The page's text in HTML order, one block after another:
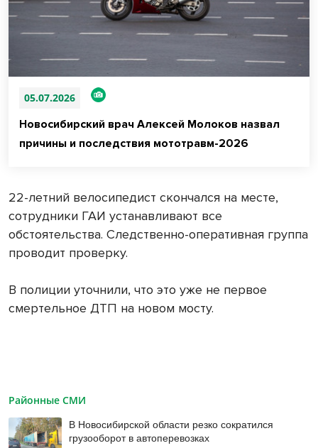
05.07.2026
Новосибирский врач Алексей Молоков назвал
причины и последствия мототравм-2026
22-летний велосипедист скончался на месте,
сотрудники ГАИ устанавливают все
обстоятельства. Следственно-оперативная группа
проводит проверку.
В полиции уточнили, что это уже не первое
смертельное ДТП на новом мосту.
Районные СМИ
В Новосибирской области резко сократился
грузооборот в автоперевозках